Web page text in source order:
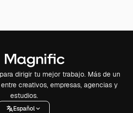
dirigir tu mejor trabajo. Más de un
creativos, empresas, agencias y
estudios.
Español